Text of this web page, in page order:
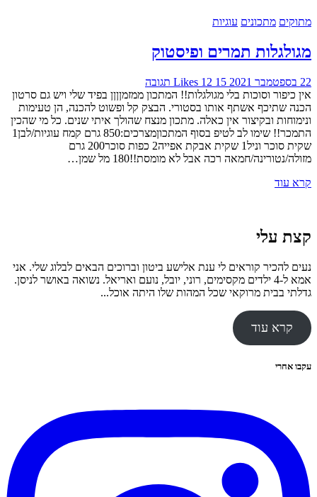
מתוקים מתכונים עוגיות
מגולגלות תמרים ופיסטוק
22 בספטמבר 2021 15
Likes 12
תגובה
אין כיפור וסוכות בלי מגולגלות!! המתכון ממזמןןןן בפיד שלי ויש גם סרטון
הכנה שתיכף אשתף אותו בסטורי. הבצק קל ופשוט להכנה, הן טעימות
ונימוחות ובקיצור אין כאלה. מתכון מנצח שהולך איתי שנים. כל מי שהכין
התמכר!! שימו לב לטיפ בסוף המתכוןמצרכים:850 גרם קמח עוגיות/לבן1
שקית סוכר וניל1 שקית אבקת אפייה2 כפות סוכר200 גרם
מזולה/נטורינה/חמאה רכה אבל לא מומסת!!180 מל שמן…
קרא עוד
קצת עלי
נעים להכיר קוראים לי ענת אלישע ביטון וברוכים הבאים לבלוג שלי. אני
אמא ל-4 ילדים מקסימים, רוני, יובל, נועם ואריאל. נשואה באושר לניסן.
גדלתי בבית מרוקאי שכל המהות שלו היתה אוכל...
קרא עוד
עקבו אחרי